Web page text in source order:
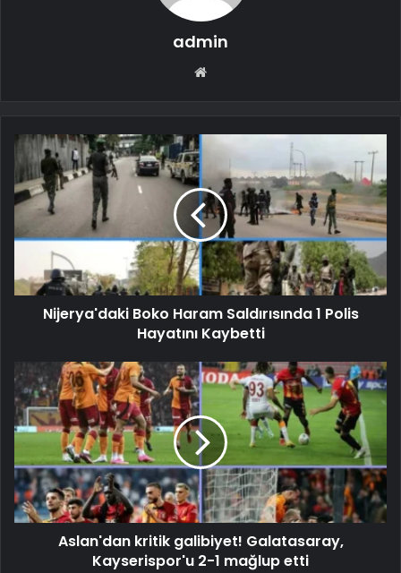
admin
Web
Nijerya'daki Boko Haram Saldırısında 1 Polis
Hayatını Kaybetti
Aslan'dan kritik galibiyet! Galatasaray,
Kayserispor'u 2-1 mağlup etti